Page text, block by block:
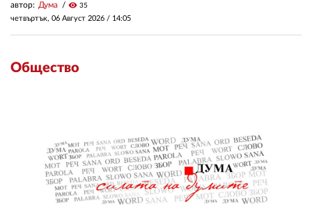
автор: Дума visibility 35
четвъртък, 06 Август 2026 / 14:05
Общество